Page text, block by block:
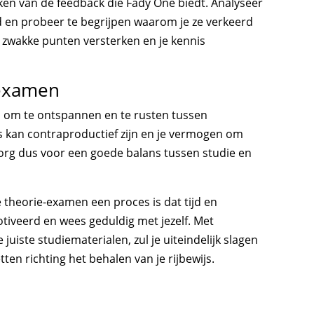
probeer te begrijpen waarom je ze verkeerd
punten versterken en je kennis
te ontspannen en te rusten tussen
contraproductief zijn en je vermogen om
dus voor een goede balans tussen studie en
examen een proces is dat tijd en
en wees geduldig met jezelf. Met
studiematerialen, zul je uiteindelijk slagen
richting het behalen van je rijbewijs.